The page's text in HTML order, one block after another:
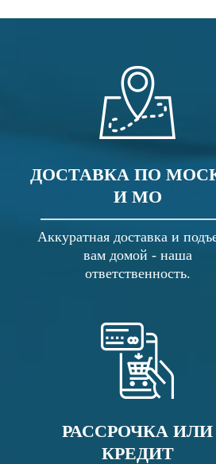
ДОСТАВКА ПО
И МО
Аккуратная доставка и
вам домой - наша
ответственность.
РАССРОЧКА ИЛИ
КРЕДИТ